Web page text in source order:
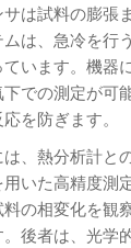
は試料の膨張
は、急冷を行
います。機器
での測定が可
を防ぎます。
、熱分析計と
いた高精度測
の相変化を観
後者は、光学